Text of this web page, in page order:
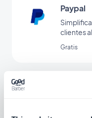
Paypal
clientes
Gratis